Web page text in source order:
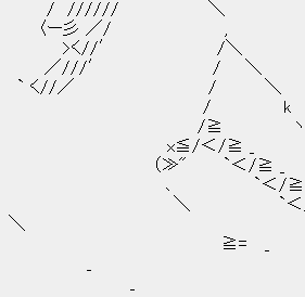
＼ ー
／/ , 〃_/rミj t
′ /＼ t
///′ / ＼ ﾉ∧
／ / ＼ ／ /rf:ミ
/ //| ミ
/≧ ヽ |: {
＜/≧ _ ＼ }
`＜/≧ _ ﾊ
`＜/≧ _ ､ ー
`＜/≧ _ ＼
`＜/≧ _ .)'
/≧ _ _ ノ